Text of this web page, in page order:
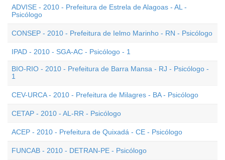
ADVISE - 2010 - Prefeitura de Estrela de Alagoas - AL -
Psicólogo
CONSEP - 2010 - Prefeitura de Ielmo Marinho - RN - Psicólogo
IPAD - 2010 - SGA-AC - Psicólogo - 1
BIO-RIO - 2010 - Prefeitura de Barra Mansa - RJ - Psicólogo -
1
CEV-URCA - 2010 - Prefeitura de Milagres - BA - Psicólogo
CETAP - 2010 - AL-RR - Psicólogo
ACEP - 2010 - Prefeitura de Quixadá - CE - Psicólogo
FUNCAB - 2010 - DETRAN-PE - Psicólogo